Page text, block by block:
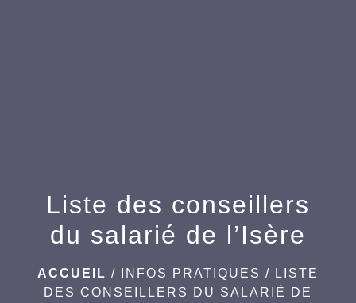
Liste des conseillers
du salarié de l’Isère
ACCUEIL / INFOS PRATIQUES / LISTE
DES CONSEILLERS DU SALARIÉ DE